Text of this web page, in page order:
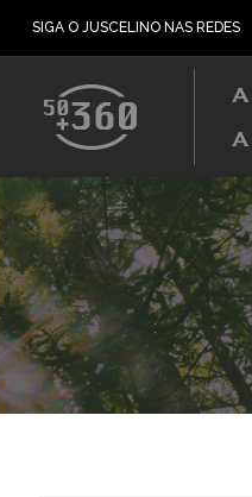
SIGA O JUSCELINO NAS REDES